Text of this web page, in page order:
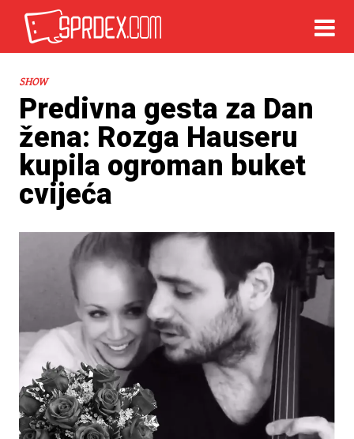
SHOW
Predivna gesta za Dan
žena: Rozga Hauseru
kupila ogroman buket
cvijeća